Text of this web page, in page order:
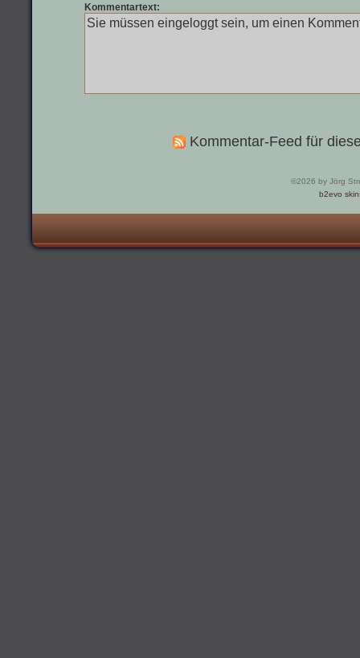
Kommentartext:
Kommentar-Feed für
©2026 by Jörg
b2evo